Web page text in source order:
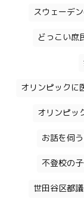
スウェーデ
どっこい庶
オリンピックに
オリンピッ
お話を伺
不登校の
世田谷区都